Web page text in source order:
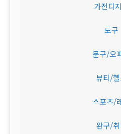
가전디
도구
문구/오
뷰티/
스포츠/
완구/취